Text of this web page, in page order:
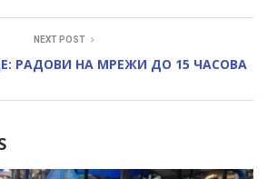
NEXT POST
РАДОВИ НА МРЕЖИ ДО 15 ЧАСОВА